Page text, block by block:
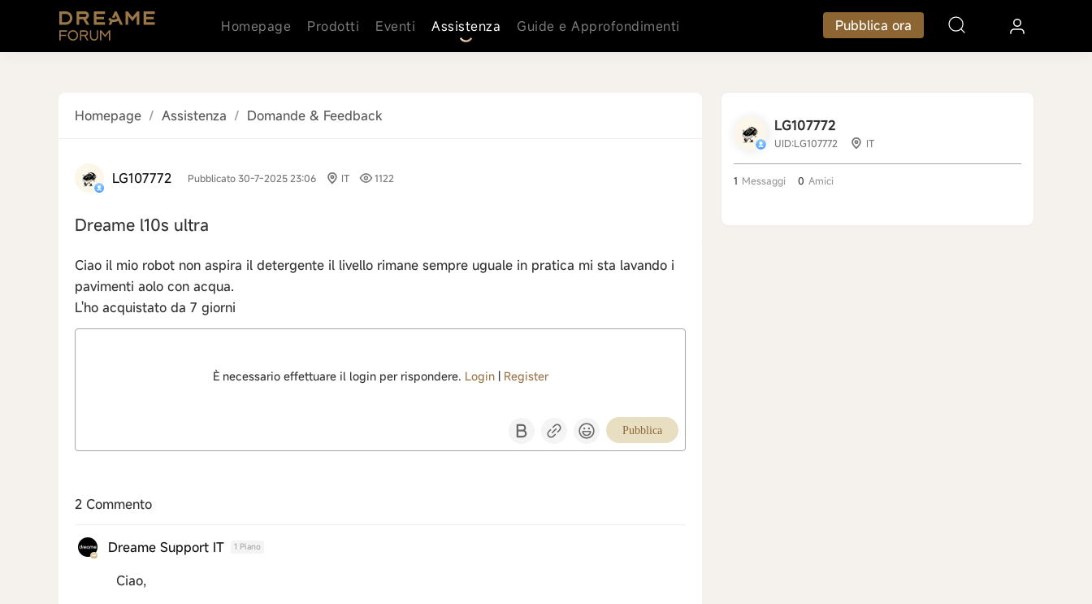
Homepage Prodotti Eventi Assistenza Guide e Approfondimenti Pubblica ora
Homepage / Assistenza / Domande & Feedback
LG107772 Pubblicato 30-7-2025 23:06 IT 1122
Dreame l10s ultra
Ciao il mio robot non aspira il detergente il livello rimane sempre uguale in pratica mi sta lavando i
pavimenti aolo con acqua.
L'ho acquistato da 7 giorni
È necessario effettuare il login per rispondere. Login| Register
Pubblica
2 Commento
Dreame Support IT 1 Piano
Ciao,
LG107772
UID:LG107772 IT
1 Messaggi 0 Amici